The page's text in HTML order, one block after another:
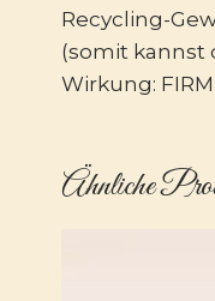
Recycling-
(somit kannst
Wirkung: FIRM
Ähnliche